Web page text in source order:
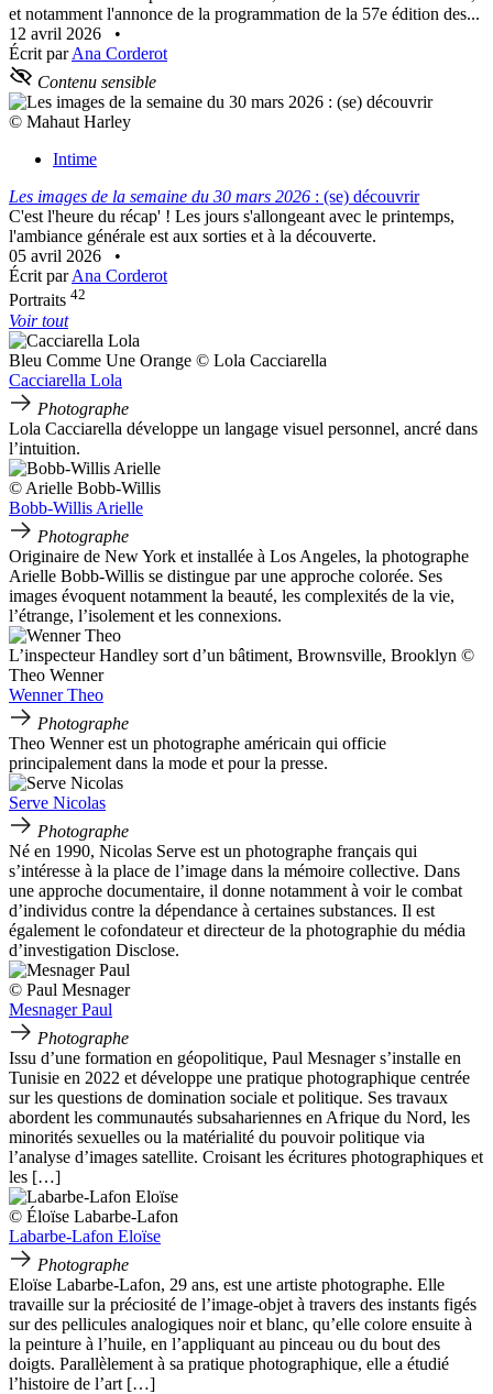
et notamment l'annonce de la programmation de la 57e édition des...
12 avril 2026
•
Écrit parAna Corderot
Contenu sensible
© Mahaut Harley
Intime
Les images de la semaine du 30 mars 2026 : (se) découvrir
C'est l'heure du récap' ! Les jours s'allongeant avec le printemps,
l'ambiance générale est aux sorties et à la découverte.
05 avril 2026
•
Écrit parAna Corderot
Portraits 42
Voir tout
Bleu Comme Une Orange © Lola Cacciarella
Cacciarella Lola
Photographe
Lola Cacciarella développe un langage visuel personnel, ancré dans
l’intuition.
© Arielle Bobb-Willis
Bobb-Willis Arielle
Photographe
Originaire de New York et installée à Los Angeles, la photographe
Arielle Bobb-Willis se distingue par une approche colorée. Ses
images évoquent notamment la beauté, les complexités de la vie,
l’étrange, l’isolement et les connexions.
L’inspecteur Handley sort d’un bâtiment, Brownsville, Brooklyn ©
Theo Wenner
Wenner Theo
Photographe
Theo Wenner est un photographe américain qui officie
principalement dans la mode et pour la presse.
Serve Nicolas
Photographe
Né en 1990, Nicolas Serve est un photographe français qui
s’intéresse à la place de l’image dans la mémoire collective. Dans
une approche documentaire, il donne notamment à voir le combat
d’individus contre la dépendance à certaines substances. Il est
également le cofondateur et directeur de la photographie du média
d’investigation Disclose.
© Paul Mesnager
Mesnager Paul
Photographe
Issu d’une formation en géopolitique, Paul Mesnager s’installe en
Tunisie en 2022 et développe une pratique photographique centrée
sur les questions de domination sociale et politique. Ses travaux
abordent les communautés subsahariennes en Afrique du Nord, les
minorités sexuelles ou la matérialité du pouvoir politique via
l’analyse d’images satellite. Croisant les écritures photographiques et
les […]
© Éloïse Labarbe-Lafon
Labarbe-Lafon Eloïse
Photographe
Eloïse Labarbe-Lafon, 29 ans, est une artiste photographe. Elle
travaille sur la préciosité de l’image-objet à travers des instants figés
sur des pellicules analogiques noir et blanc, qu’elle colore ensuite à
la peinture à l’huile, en l’appliquant au pinceau ou du bout des
doigts. Parallèlement à sa pratique photographique, elle a étudié
l’histoire de l’art […]